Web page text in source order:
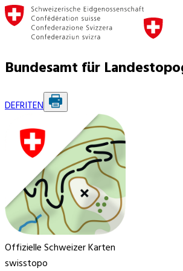
Bundesamt für
DEFRITEN
Offizielle Schweizer Karten
swisstopo